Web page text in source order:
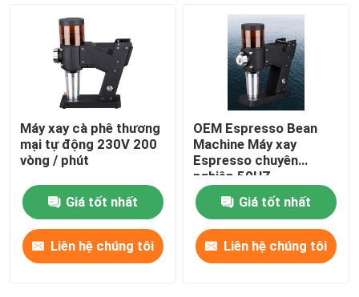
Máy xay cà phê thương
mại tự động 230V 200
vòng / phút
Giá tốt nhất
Liên hệ chúng tôi
OEM Espresso Bean
Machine Máy xay
Espresso chuyên
nghiệp 50HZ
Giá tốt nhất
Liên hệ chúng tôi